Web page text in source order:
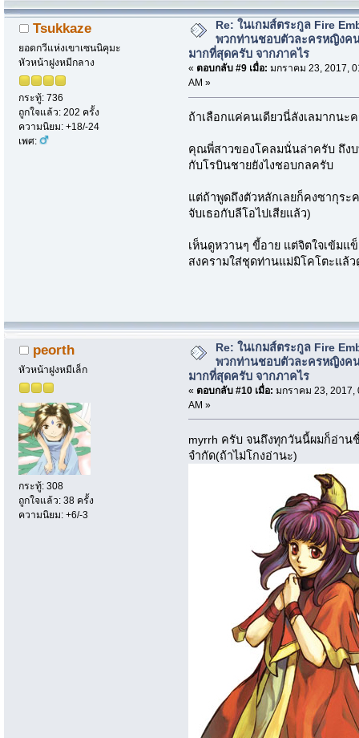
Tsukkaze
ยอดกวีแห่งเขาเซนนิคุมะ
หัวหน้าฝูงหมีกลาง
กระทู้: 736
ถูกใจแล้ว: 202 ครั้ง
ความนิยม: +18/-24
เพศ:
Re: ในเกมส์ตระกูล Fire
พวกท่านชอบตัวละครหญิงค
มากที่สุดครับ จากภาคไร
« ตอบกลับ #9 เมื่อ: มกราคม 23, 2017,
AM »
ถ้าเลือกแค่คนเดียวนี่ลังเลมากนะ
คุณพี่สาวของโคลมนั่นล่าครับ ถึงบ
กับโรบินชายยังไงชอบกลครับ
แต่ถ้าพูดถึงตัวหลักเลยก็คงซากุระ
จับเธอกับลีโอไปเสียแล้ว)
เห็นดูหวานๆ ขี้อาย แต่จิตใจเข้มแ
สงครามใส่ชุดท่านแม่มิโคโตะแล้
peorth
หัวหน้าฝูงหมีเล็ก
กระทู้: 308
ถูกใจแล้ว: 38 ครั้ง
ความนิยม: +6/-3
Re: ในเกมส์ตระกูล Fire
พวกท่านชอบตัวละครหญิงค
มากที่สุดครับ จากภาคไร
« ตอบกลับ #10 เมื่อ: มกราคม 23, 2017,
AM »
myrrh ครับ จนถึงทุกวันนี้ผมก็อ่าน
จำกัด(ถ้าไม่โกงอ่านะ)